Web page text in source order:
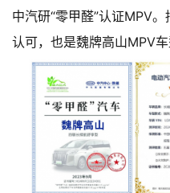
中汽研“零甲醛”认证MPV
认可，也是魏牌高山MPV